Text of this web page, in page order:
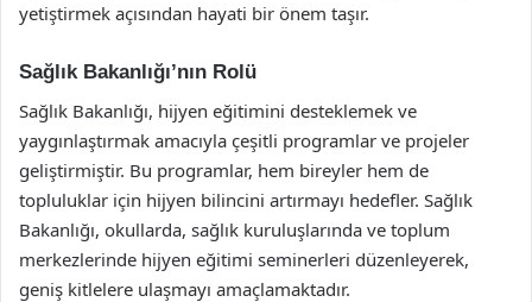
yetiştirmek açısından hayati bir önem taşır.
Sağlık Bakanlığı’nın Rolü
Sağlık Bakanlığı, hijyen eğitimini desteklemek ve
yaygınlaştırmak amacıyla çeşitli programlar ve projeler
geliştirmiştir. Bu programlar, hem bireyler hem de
topluluklar için hijyen bilincini artırmayı hedefler. Sağlık
Bakanlığı, okullarda, sağlık kuruluşlarında ve toplum
merkezlerinde hijyen eğitimi seminerleri düzenleyerek,
geniş kitlelere ulaşmayı amaçlamaktadır.